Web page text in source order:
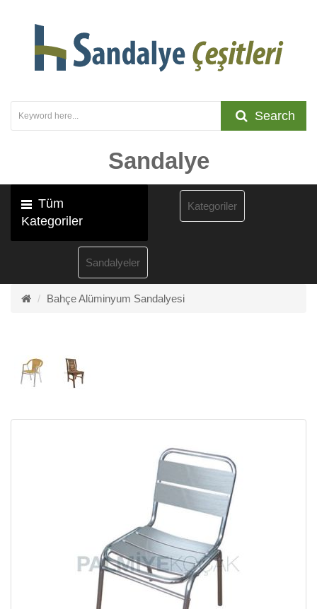
Search
Sandalye
Tüm
Kategoriler
Sandalyeler
Kategoriler
Bahçe Alüminyum Sandalyesi